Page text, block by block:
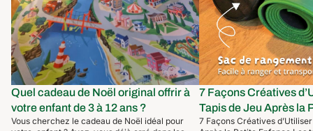
Quel cadeau de Noël original offrir à
votre enfant de 3 à 12 ans ?
Vous cherchez le cadeau de Noël idéal pour
7 Façons Créatives
Tapis de Jeu Après la
7 Façons Créatives